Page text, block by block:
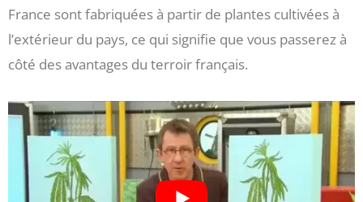
France sont fabriquées à partir de plantes cultivées à
l’extérieur du pays, ce qui signifie que vous passerez à
côté des avantages du terroir français.